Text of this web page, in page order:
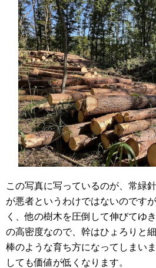
この写真に写っているのが、常緑
が悪者というわけではないのです
く、他の樹木を圧倒して伸びてゆ
の高密度なので、幹はひょろりと
棒のような育ち方になってしまい
しても価値が低くなります。